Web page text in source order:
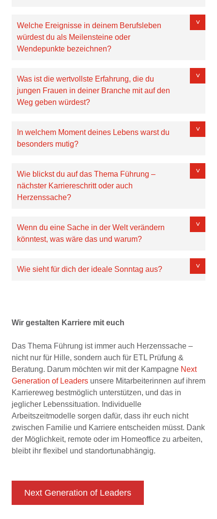
Welche Ereignisse in deinem Berufsleben
würdest du als Meilensteine oder
Wendepunkte bezeichnen?
Was ist die wertvollste Erfahrung, die du
jungen Frauen in deiner Branche mit auf den
Weg geben würdest?
In welchem Moment deines Lebens warst du
besonders mutig?
Wie blickst du auf das Thema Führung –
nächster Karriereschritt oder auch
Herzenssache?
Wenn du eine Sache in der Welt verändern
könntest, was wäre das und warum?
Wie sieht für dich der ideale Sonntag aus?
Wir gestalten Karriere mit euch
Das Thema Führung ist immer auch Herzenssache –
nicht nur für Hille, sondern auch für ETL Prüfung &
Beratung. Darum möchten wir mit der Kampagne Next
Generation of Leaders unsere Mitarbeiterinnen auf ihrem
Karriereweg bestmöglich unterstützen, und das in
jeglicher Lebenssituation. Individuelle
Arbeitszeitmodelle sorgen dafür, dass ihr euch nicht
zwischen Familie und Karriere entscheiden müsst. Dank
der Möglichkeit, remote oder im Homeoffice zu arbeiten,
bleibt ihr flexibel und standortunabhängig.
Next Generation of Leaders